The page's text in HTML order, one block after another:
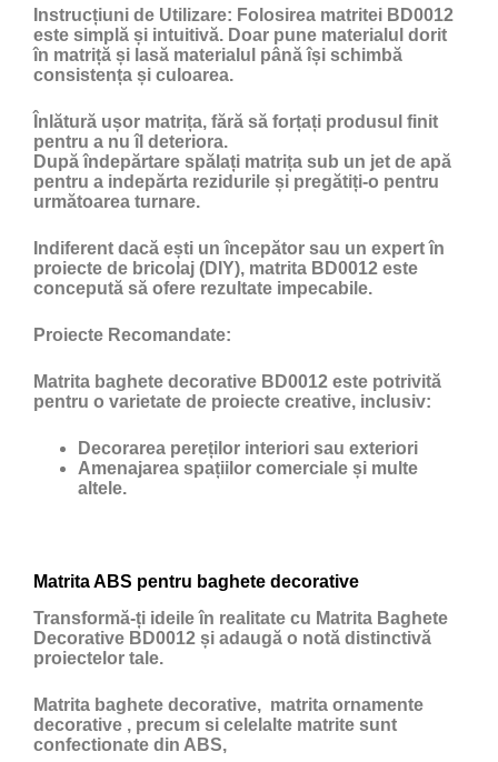
Instrucțiuni de Utilizare: Folosirea matritei BD0012
este simplă și intuitivă. Doar pune materialul dorit
în matriță și lasă materialul până își schimbă
consistența și culoarea.
Înlătură ușor matrița, fără să forțați produsul finit
pentru a nu îl deteriora.
După îndepărtare spălați matrița sub un jet de apă
pentru a indepărta rezidurile și pregătiți-o pentru
următoarea turnare.
Indiferent dacă ești un începător sau un expert în
proiecte de bricolaj (DIY), matrita BD0012 este
concepută să ofere rezultate impecabile.
Proiecte Recomandate:
Matrita baghete decorative BD0012 este potrivită
pentru o varietate de proiecte creative, inclusiv:
Decorarea pereților interiori sau exteriori
Amenajarea spațiilor comerciale și multe
altele.
Matrita ABS pentru baghete decorative
Transformă-ți ideile în realitate cu Matrita Baghete
Decorative BD0012 și adaugă o notă distinctivă
proiectelor tale.
Matrita baghete decorative, matrita ornamente
decorative , precum si celelalte matrite sunt
confectionate din ABS,